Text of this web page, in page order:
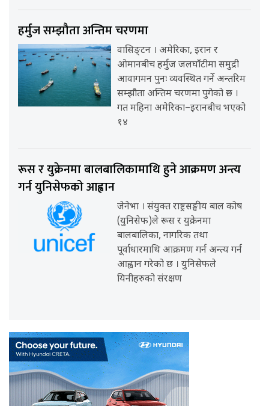
हर्मुज सम्झौता अन्तिम चरणमा
वासिङ्टन । अमेरिका, इरान र
ओमानबीच हर्मुज जलघाँटीमा समुद्री
आवागमन पुनः व्यवस्थित गर्ने अन्तरिम
सम्झौता अन्तिम चरणमा पुगेको छ ।
गत महिना अमेरिका–इरानबीच भएको
१४
रूस र युक्रेनमा बालबालिकामाथि हुने आक्रमण अन्त्य
गर्न युनिसेफको आह्वान
जेनेभा । संयुक्त राष्ट्रसङ्घीय बाल कोष
(युनिसेफ)ले रूस र युक्रेनमा
बालबालिका, नागरिक तथा
पूर्वाधारमाथि आक्रमण गर्न अन्त्य गर्न
आह्वान गरेको छ । युनिसेफले
यिनीहरुको संरक्षण